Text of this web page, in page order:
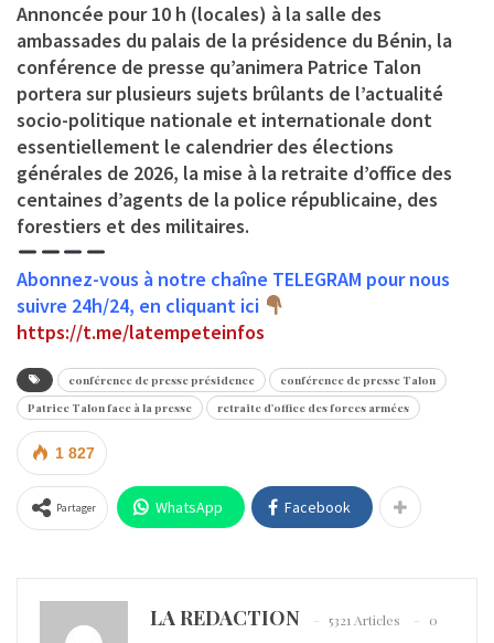
Annoncée pour 10 h (locales) à la salle des
ambassades du palais de la présidence du Bénin, la
conférence de presse qu’animera Patrice Talon
portera sur plusieurs sujets brûlants de l’actualité
socio-politique nationale et internationale dont
essentiellement le calendrier des élections
générales de 2026, la mise à la retraite d’office des
centaines d’agents de la police républicaine, des
forestiers et des militaires.
Abonnez-vous à notre chaîne TELEGRAM pour nous
suivre 24h/24, en cliquant ici
https://t.me/latempeteinfos
conférence de presse présidence
conférence de presse Talon
Patrice Talon face à la presse
retraite d'office des forces armées
1 827
Partager WhatsApp Facebook
LA REDACTION 5321 Articles
0